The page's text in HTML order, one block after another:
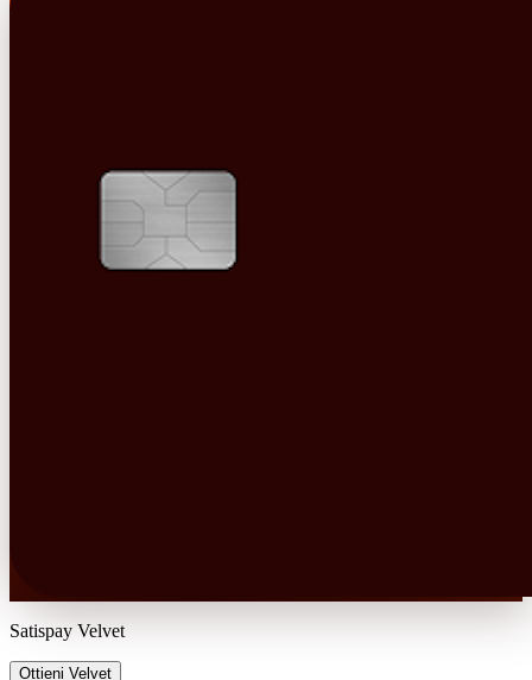
Satispay Velvet
Ottieni Velvet